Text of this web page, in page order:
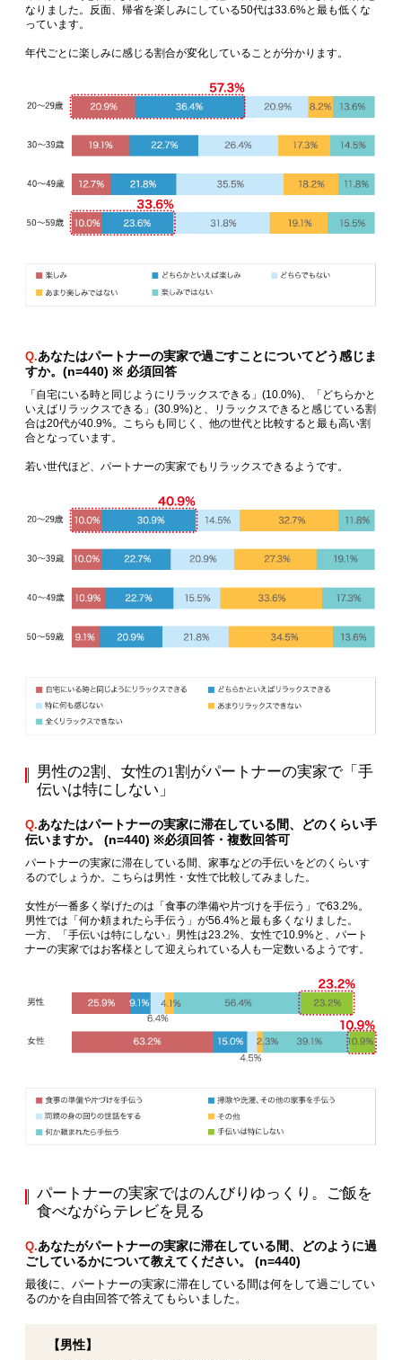
なりました。反面、帰省を楽しみにしている50代は33.6%と最も低くな
っています。
年代ごとに楽しみに感じる割合が変化していることが分かります。
Q.あなたはパートナーの実家で過ごすことについてどう感じま
すか。(n=440) ※ 必須回答
「自宅にいる時と同じようにリラックスできる」(10.0%)、「どちらかと
いえばリラックスできる」(30.9%)と、リラックスできると感じている割
合は20代が40.9%。こちらも同じく、他の世代と比較すると最も高い割
合となっています。
若い世代ほど、パートナーの実家でもリラックスできるようです。
男性の2割、女性の1割がパートナーの実家で「手
伝いは特にしない」
Q.あなたはパートナーの実家に滞在している間、どのくらい手
伝いますか。 (n=440) ※必須回答・複数回答可
パートナーの実家に滞在している間、家事などの手伝いをどのくらいす
るのでしょうか。こちらは男性・女性で比較してみました。
女性が一番多く挙げたのは「食事の準備や片づけを手伝う」で63.2%。
男性では「何か頼まれたら手伝う」が56.4%と最も多くなりました。
一方、「手伝いは特にしない」男性は23.2%、女性で10.9%と、パート
ナーの実家ではお客様として迎えられている人も一定数いるようです。
パートナーの実家ではのんびりゆっくり。ご飯を
食べながらテレビを見る
Q.あなたがパートナーの実家に滞在している間、どのように過
ごしているかについて教えてください。 (n=440)
最後に、パートナーの実家に滞在している間は何をして過ごしてい
るのかを自由回答で答えてもらいました。
【男性】